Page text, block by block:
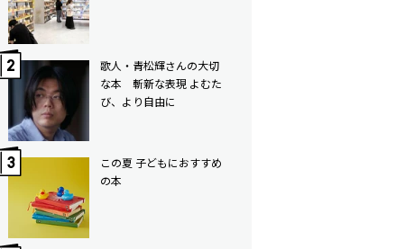
歌人・青松輝さんの大切
な本 斬新な表現 よむた
び、より自由に
この夏 子どもにおすすめ
の本